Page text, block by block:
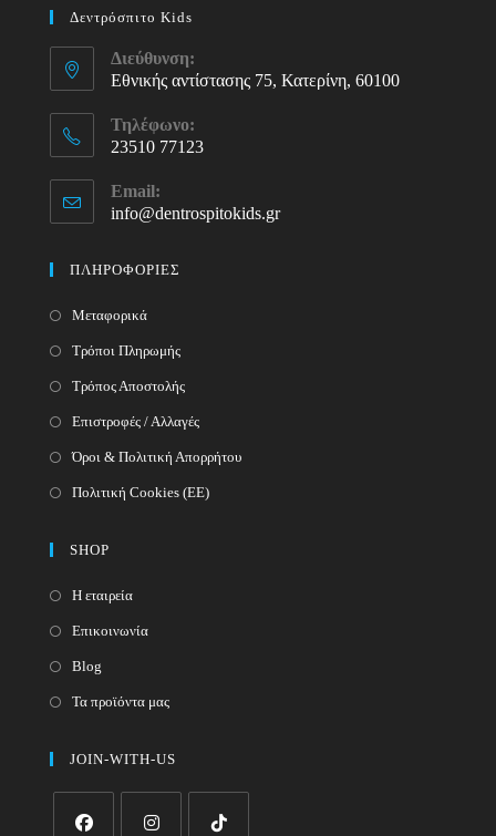
Δεντρόσπιτο Kids
Διεύθυνση:
Εθνικής αντίστασης 75, Κατερίνη, 60100
Τηλέφωνο:
23510 77123
in
Email:
info@dentrospitokids.grOpens
ΠΛΗΡΟΦΟΡΙΕΣ
Μεταφορικά
Τρόποι Πληρωμής
Τρόπος Αποστολής
Επιστροφές / Αλλαγές
Όροι & Πολιτική Απορρήτου
Πολιτική Cookies (ΕΕ)
SHOP
Η εταιρεία
Επικοινωνία
Blog
Τα προϊόντα μας
JOIN-WITH-US